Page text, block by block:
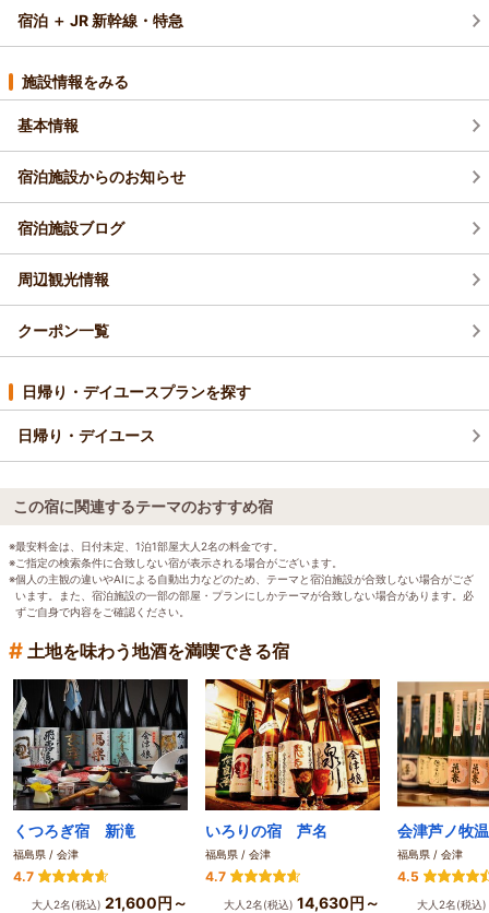
宿泊 ＋ JR 新幹線・特急
施設情報をみる
基本情報
宿泊施設からのお知らせ
宿泊施設ブログ
周辺観光情報
クーポン一覧
日帰り・デイユースプランを探す
日帰り・デイユース
この宿に関連するテーマのおすすめ宿
※最安料金は、日付未定、1泊1部屋大人2名の料金です。
※ご指定の検索条件に合致しない宿が表示される場合がございます。
※個人の主観の違いやAIによる自動出力などのため、テーマと宿泊施設が合致しない場合がござ
います。また、宿泊施設の一部の部屋・プランにしかテーマが合致しない場合があります。必
ずご自身で内容をご確認ください。
# 土地を味わう地酒を満喫できる宿
くつろぎ宿 新滝
福島県 / 会津
4.7
大人2名(税込) 21,600円～
いろりの宿 芦名
福島県 / 会津
4.7
大人2名(税込) 14,630円～
福島県 / 会津
4.5
大人2名(税込)